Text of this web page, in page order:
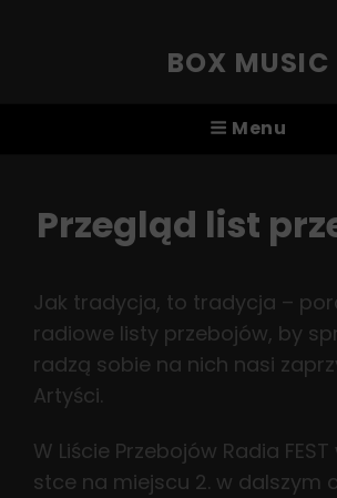
BOX MUSIC
Menu
Przegląd list
Jak tradycja, to tradycja –
radiowe listy przebojów, by
radzą sobie na nich nasi
Artyści.
W Liście Przebojów Radia
stce na miejscu 2. w dalszym